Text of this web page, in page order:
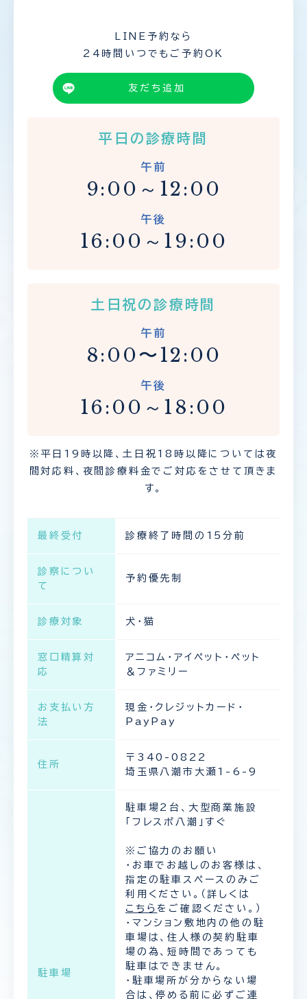
LINE予約なら
24時間いつでもご予約OK
友だち追加
平日の診療時間
午前
9:00～12:00
午後
16:00～19:00
土日祝の診療時間
午前
8:00〜12:00
午後
16:00～18:00
※平日19時以降、土日祝18時以降については夜
間対応料、夜間診療料金でご対応をさせて頂きま
す。
最終受付 診療終了時間の15分前
診察につい
て
予約優先制
診療対象 犬・猫
窓口精算対
応
アニコム・アイペット・ペット
＆ファミリー
お支払い方
法
現金・クレジットカード・
PayPay
住所
〒340-0822
埼玉県八潮市大瀬1-6-9
駐車場
駐車場2台、大型商業施設
「フレスポ八潮」すぐ
※ご協力のお願い
・お車でお越しのお客様は、
指定の駐車スペースのみご
利用ください。（詳しくは
こちら をご確認ください。）
・マンション敷地内の他の駐
車場は、住人様の契約駐車
場の為、短時間であっても
駐車はできません。
・駐車場所が分からない場
合は、停める前に必ずご連